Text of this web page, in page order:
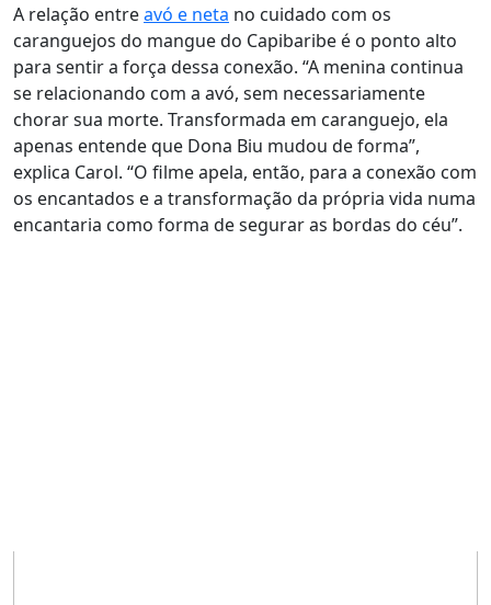
A relação entreavó e neta no cuidado com os
caranguejos do mangue do Capibaribe é o ponto alto
para sentir a força dessa conexão. “A menina continua
se relacionando com a avó, sem necessariamente
chorar sua morte. Transformada em caranguejo, ela
apenas entende que Dona Biu mudou de forma”,
explica Carol. “O filme apela, então, para a conexão com
os encantados e a transformação da própria vida numa
encantaria como forma de segurar as bordas do céu”.